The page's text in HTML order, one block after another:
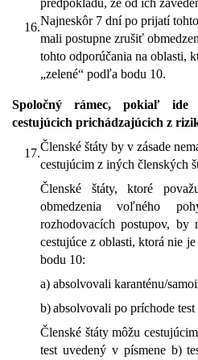
predpokladu, že od ich
16.Najneskôr 7 dní po prijatí
mali postupne zrušiť
tohto odporúčania na oblasti,
„zelené“ podľa bodu 10.
Spoločný rámec, pokiaľ
cestujúcich prichádzajúcich z
17.Členské štáty by v zásade
cestujúcim z iných členských
Členské štáty, ktoré
obmedzenia voľného
rozhodovacích postupov,
cestujúce z oblasti, ktorá nie
bodu 10:
a) absolvovali karanténu/
b)absolvovali po príchode
Členské štáty môžu
test uvedený v písmene b)